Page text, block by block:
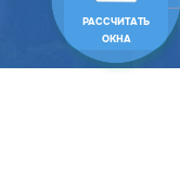
РАССЧИТАТЬ
ОКНА